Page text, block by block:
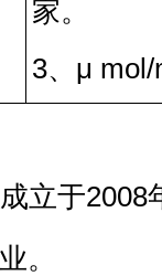
家。
3、μ
立于2008
。